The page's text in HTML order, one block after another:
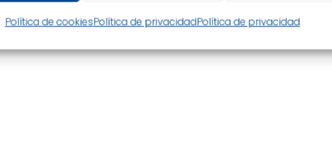
Política de cookiesPolítica de privacidadPolítica de privacidad